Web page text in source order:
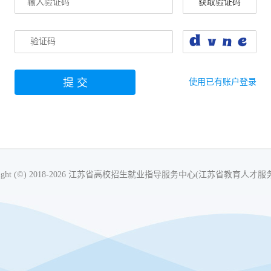
获取验证码
使用已有账户登录
(©) 2018-2026 江苏省高校招生就业指导服务中心(江苏省教育人才服